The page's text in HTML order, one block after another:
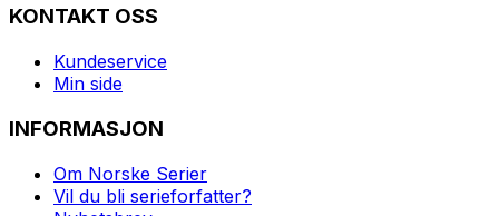
KONTAKT OSS
Kundeservice
Min side
INFORMASJON
Om Norske Serier
Vil du bli serieforfatter?